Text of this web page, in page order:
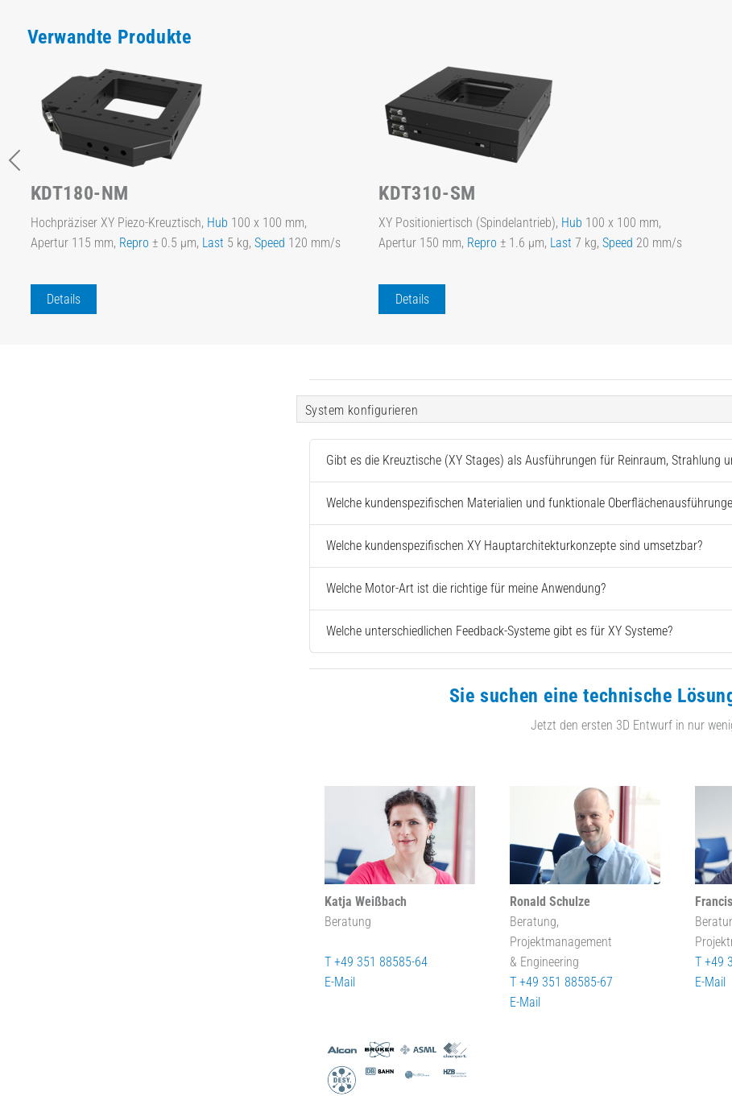
Verwandte Produkte
KDT180-NM
Hochpräziser XY Piezo-Kreuztisch, Hub 100 x 100 mm,
Apertur 115 mm, Repro ± 0.5 µm, Last 5 kg, Speed 120 mm/s
Details
KDT310-SM
XY Positioniertisch (Spindelantrieb), Hub 100 x 100 mm,
Apertur 150 mm, Repro ± 1.6 µm, Last 7 kg,Speed 20 mm/s
Details
System konfigurieren
Gibt es die Kreuztische (XY Stages) als Ausführungen für Reinraum, Strahlung
Welche kundenspezifischen Materialien und funktionale
Welche kundenspezifischen XY Hauptarchitekturkonzepte sind umsetzbar?
Welche Motor-Art ist die richtige für meine Anwendung?
Welche unterschiedlichen Feedback-Systeme gibt es für XY Systeme?
Sie suchen eine technische
Jetzt den ersten 3D Entwurf in nur
Katja Weißbach
Beratung
T +49 351 88585-64
E-Mail
Ronald Schulze
Beratung,
Projektmanagement
& Engineering
T +49 351 88585-67
E-Mail
T +49
E-Mail